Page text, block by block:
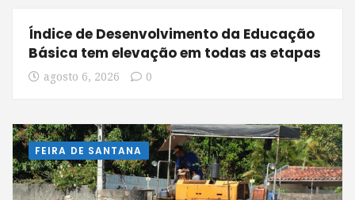
Índice de Desenvolvimento da Educação
Básica tem elevação em todas as etapas
agosto 6, 2026 0
FEIRA DE SANTANA